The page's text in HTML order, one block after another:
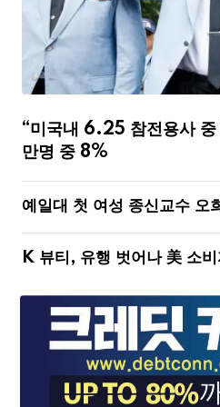
“미국내 6.25 참전용사
만명 중 8%
예일대 첫 여성 종신교수 오
K 뷰티, 유행 벗어나 美 소